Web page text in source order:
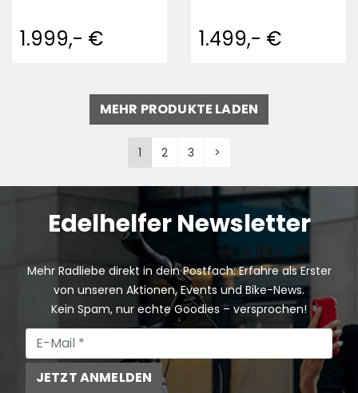
1.999,- € 1.499,- €
MEHR PRODUKTE LADEN
1 2 3 >
Edelhelfer Newsletter
Mehr Radliebe direkt in dein Postfach: Erfahre als Erster
von unseren Aktionen, Events und Bike-News.
Kein Spam, nur echte Goodies – versprochen!
JETZT ANMELDEN